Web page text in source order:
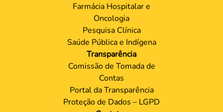
Farmácia Hospitalar e
Oncologia
Pesquisa Clínica
Saúde Pública e Indígena
Transparência
Comissão de Tomada de
Contas
Portal da Transparência
Proteção de Dados – LGPD